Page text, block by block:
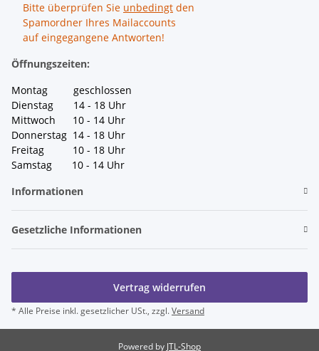
Bitte überprüfen Sie unbedingt den
Spamordner Ihres Mailaccounts
auf eingegangene Antworten!
Öffnungszeiten:
Montag geschlossen
Dienstag 14 - 18 Uhr
Mittwoch 10 - 14 Uhr
Donnerstag 14 - 18 Uhr
Freitag 10 - 18 Uhr
Samstag 10 - 14 Uhr
Informationen
Gesetzliche Informationen
Vertrag widerrufen
* Alle Preise inkl. gesetzlicher USt., zzgl.Versand
Powered by JTL-Shop